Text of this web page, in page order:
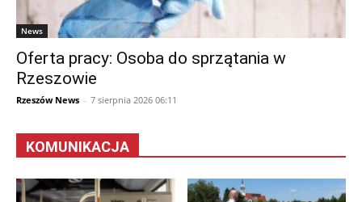
News
Oferta pracy: Osoba do sprzątania w
Rzeszowie
Rzeszów News - 7 sierpnia 2026 06:11
KOMUNIKACJA